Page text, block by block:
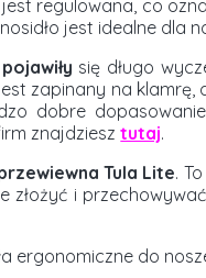
regulowana, co
jest idealne dla
się długo
zapinany na klamrę,
dobre
znajdziesztutaj.
Tula Lite.
złożyć i
ergonomiczne do